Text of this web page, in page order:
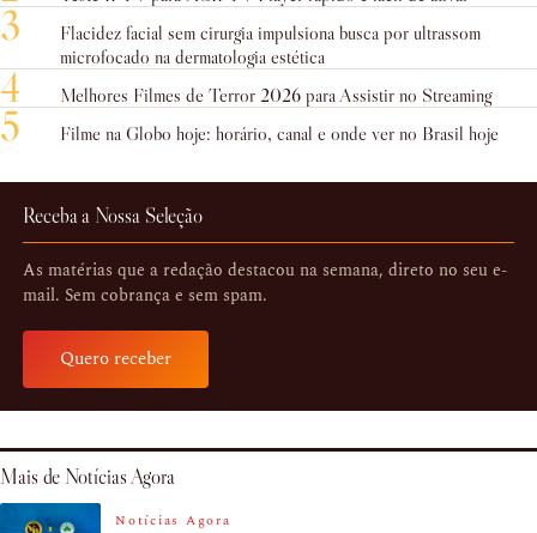
3
Flacidez facial sem cirurgia impulsiona busca por ultrassom
microfocado na dermatologia estética
4 Melhores Filmes de Terror 2026 para Assistir no Streaming
5 Filme na Globo hoje: horário, canal e onde ver no Brasil hoje
Receba a Nossa Seleção
As matérias que a redação destacou na semana, direto no seu e-
mail. Sem cobrança e sem spam.
Quero receber
Mais de Notícias Agora
Notícias Agora